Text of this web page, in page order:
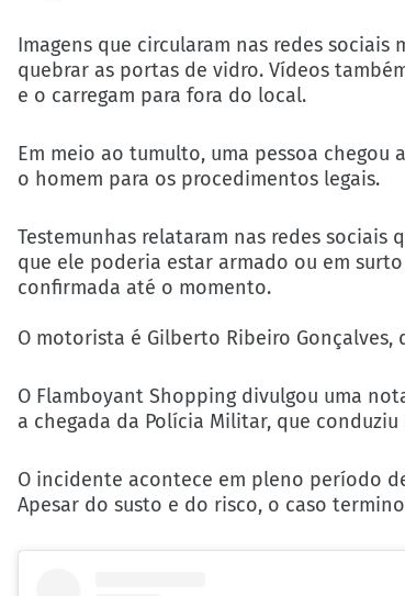
Imagens que circularam nas redes
quebrar as portas de vidro. Vídeos
e o carregam para fora do local.
Em meio ao tumulto, uma pessoa
o homem para os procedimentos legais.
Testemunhas relataram nas redes sociais
que ele poderia estar armado ou em
confirmada até o momento.
O motorista é Gilberto Ribeiro Gonçalves,
O Flamboyant Shopping divulgou uma
a chegada da Polícia Militar, que
O incidente acontece em pleno período
Apesar do susto e do risco, o caso